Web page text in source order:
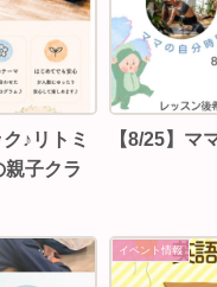
♪リトミ
親子クラ
【8/25】マ
イベント情報